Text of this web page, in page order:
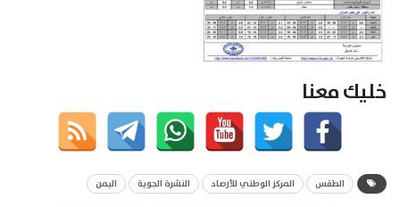
خليك معنا
الطقس المركز الوطني للأرصاد النشرة الجوية اليمن